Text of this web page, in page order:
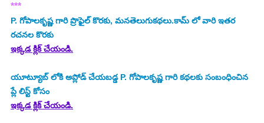
***
P. గోపాలకృష్ణ గారి ప్రొఫైల్ కొరకు, మనతెలుగుకథలు.కామ్ లో వారి ఇతర
రచనల కొరకు
ఇక్కడ క్లిక్ చేయండి.
యూట్యూబ్ లోకి అప్లోడ్ చేయబడ్డ P. గోపాలకృష్ణ గారి కథలకు సంబంధించిన
ప్లే లిస్ట్ కోసం
ఇక్కడ క్లిక్ చేయండి.